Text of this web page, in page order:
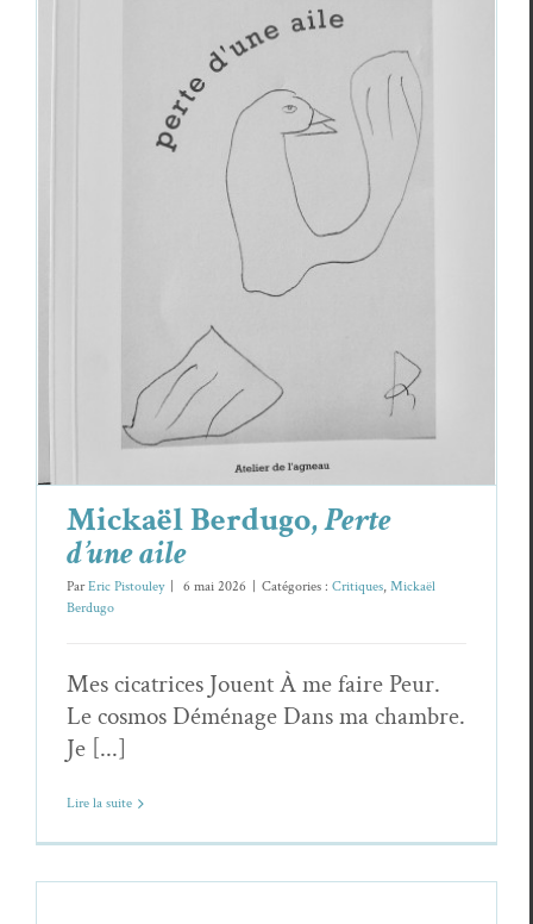
Mickaël Berdugo, Perte d’une aile
Critiques Mickaël Berdugo
Mickaël Berdugo,Perte
d’une aile
ParEric Pistouley 6 mai 2026 Catégories : Critiques, Mickaël
Berdugo
Mes cicatrices Jouent À me faire Peur.
Le cosmos Déménage Dans ma chambre.
Je [...]
Lire la suite